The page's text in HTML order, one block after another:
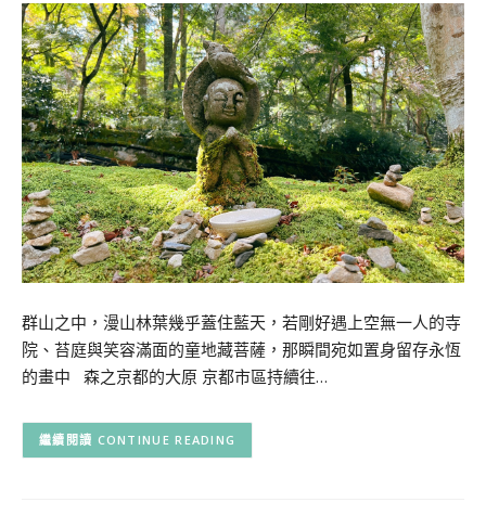
群山之中，漫山林葉幾乎蓋住藍天，若剛好遇上空無一人的寺
院、苔庭與笑容滿面的童地藏菩薩，那瞬間宛如置身留存永恆
的畫中 森之京都的大原 京都市區持續往…
CONTINUE READING